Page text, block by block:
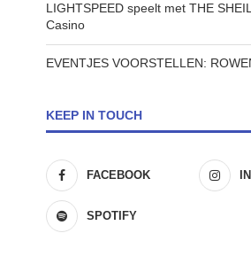
LIGHTSPEED speelt met THE
Casino
EVENTJES VOORSTELLEN:
KEEP IN TOUCH
FACEBOOK
SPOTIFY